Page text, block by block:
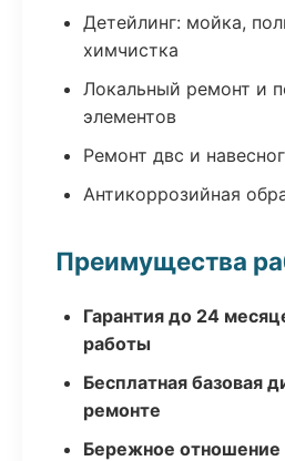
Детейлинг: мойка,
химчистка
Локальный ремонт и
элементов
Ремонт двс и
Антикоррозийная
Преимущества
Гарантия до 24
работы
Бесплатная базовая
ремонте
Бережное отношение